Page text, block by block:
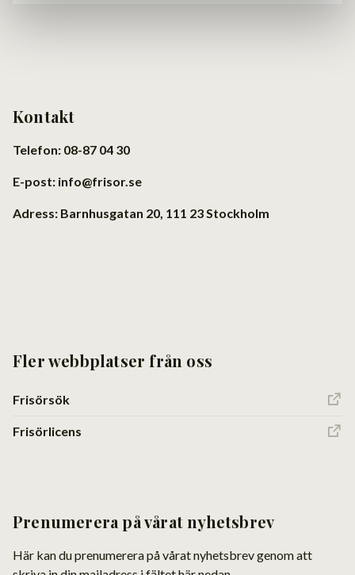
Kontakt
Telefon: 08-87 04 30
E-post: info@frisor.se
Adress: Barnhusgatan 20, 111 23 Stockholm
Fler webbplatser från oss
Frisörsök
Frisörlicens
Prenumerera på vårat nyhetsbrev
Här kan du prenumerera på vårat nyhetsbrev genom att